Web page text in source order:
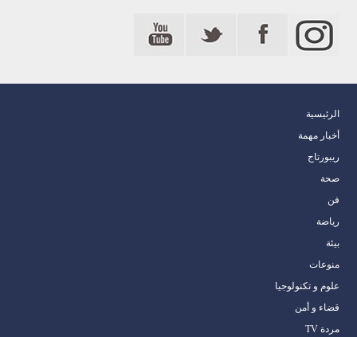
الرئيسية
أخبار مهمة
ريبورتاج
صحة
فن
رياضة
بيئة
منوعات
علوم و تكنولوجيا
قضاء و أمن
مردة TV